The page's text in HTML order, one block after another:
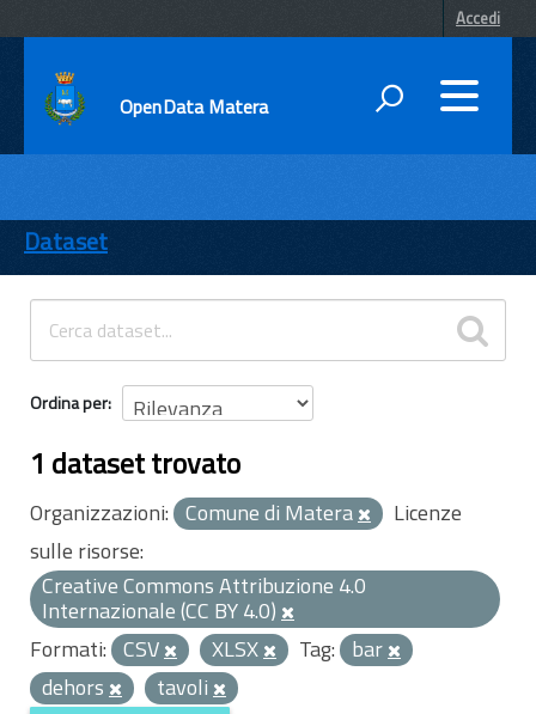
Accedi
OpenData Matera
ENTI
TEMI
INFORMAZIONI
Dataset
Ordina per
1 dataset trovato
Organizzazioni: Comune di Matera
Licenze
sulle risorse:
Creative Commons Attribuzione 4.0
Internazionale (CC BY 4.0)
Formati: CSV XLSX Tag: bar
dehors
tavoli